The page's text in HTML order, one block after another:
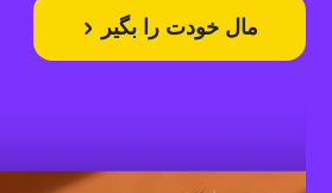
مال خودت را بگیر